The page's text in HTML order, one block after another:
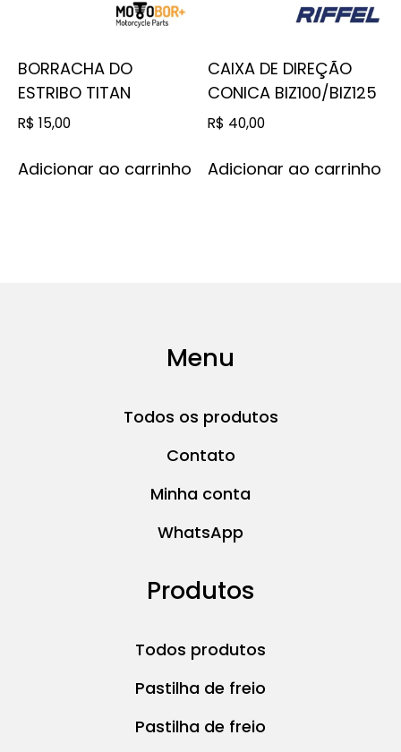
BORRACHA DO
ESTRIBO TITAN
R$ 15,00
Adicionar ao carrinho
CAIXA DE DIREÇÃO
CONICA BIZ100/BIZ125
R$ 40,00
Adicionar ao carrinho
Menu
Todos os produtos
Contato
Minha conta
WhatsApp
Produtos
Todos produtos
Pastilha de freio
Pastilha de freio